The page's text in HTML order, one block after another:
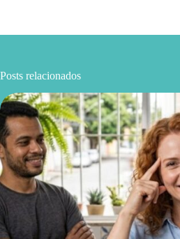
Posts relacionados